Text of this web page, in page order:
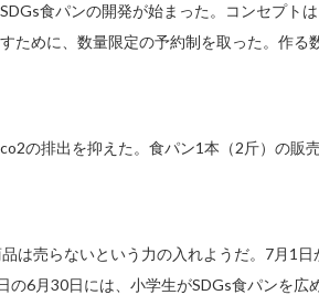
食パンの開発が始まった。コンセプト
ために、数量限定の予約制を取った。作る
の排出を抑えた。食パン1本（2斤）の販
は売らないという力の入れようだ。7月1日
6月30日には、小学生がSDGs食パンを広